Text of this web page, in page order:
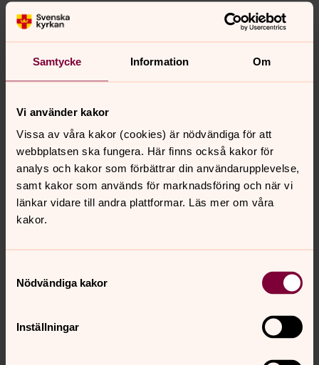
Samtycke Information Om
Vi använder kakor
Vissa av våra kakor (cookies) är nödvändiga för att
webbplatsen ska fungera. Här finns också kakor för
analys och kakor som förbättrar din användarupplevelse,
samt kakor som används för marknadsföring och när vi
länkar vidare till andra plattformar. Läs mer om våra
kakor.
Nödvändiga kakor
Inställningar
Bönhamns kapell
Fällsviks kapell
Markoms kapell
Norrfällsvikens kapell
Stavkyrkan Mannaminne
På Mannaminne i Häggvik
pastorat
vägbeskrivning (via google-maps).